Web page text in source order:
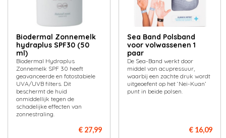
Biodermal Zonnemelk
hydraplus SPF30 (50
ml)
Biodermal Hydraplus
Zonnemelk SPF 30 heeft
geavanceerde en fotostabiele
UVA/UVB filters. Dit
beschermt de huid
onmiddellijk tegen de
schadelijke effecten van
zonnestraling.
€ 27,99
Sea Band Polsband
voor volwassenen 1
paar
De Sea-Band werkt door
middel van acupressuur,
waarbij een zachte druk wordt
uitgeoefent op het ‘Nei-Kuan’
punt in beide polsen.
€ 16,09